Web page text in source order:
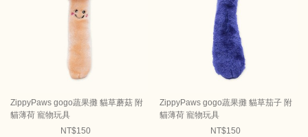
ZippyPaws gogo蔬果攤 貓草蘑菇 附
貓薄荷 寵物玩具
NT$150
ZippyPaws gogo蔬果攤 貓草茄子 附
貓薄荷 寵物玩具
NT$150